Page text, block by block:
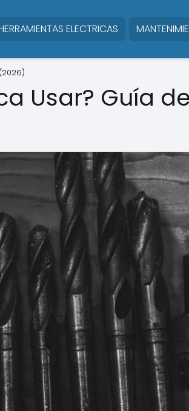
ELECTRICAS
Usar? Guía de